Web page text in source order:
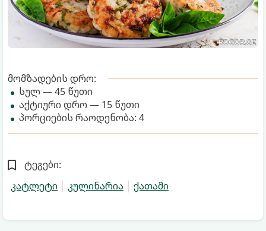
მომზადების დრო:
სულ — 45 წუთი
აქტიური დრო — 15 წუთი
პორციების რაოდენობა: 4
ტეგები:
კატლეტი
კულინარია ქათამი